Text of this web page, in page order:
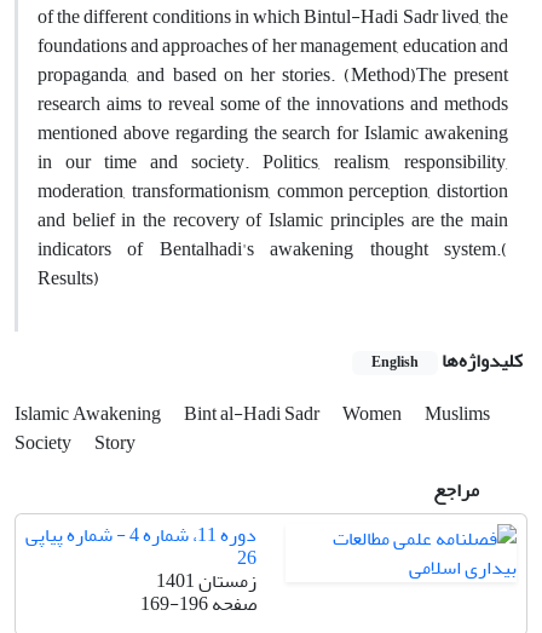
of the different conditions in which Bintul-Hadi Sadr lived, the
foundations and approaches of her management, education and
propaganda, and based on her stories. (Method)The present
research aims to reveal some of the innovations and methods
mentioned above regarding the search for Islamic awakening
in our time and society. Politics, realism, responsibility,
moderation, transformationism, common perception, distortion
and belief in the recovery of Islamic principles are the main
indicators of Bentalhadi's awakening thought system.(
Results)
کلیدواژه‌ها English
Islamic Awakening Bint al-Hadi Sadr Women
Muslims
Society
Story
مراجع
دوره 11، شماره 4 - شماره پیاپی
26
زمستان 1401
صفحه169-196